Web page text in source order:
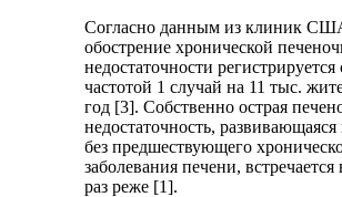
Согласно данным из клиник
обострение хронической
недостаточности регистрируется
частотой 1 случай на 11 тыс.
год [3]. Собственно острая
недостаточность, развивающаяся
без предшествующего
заболевания печени,
раз реже [1].